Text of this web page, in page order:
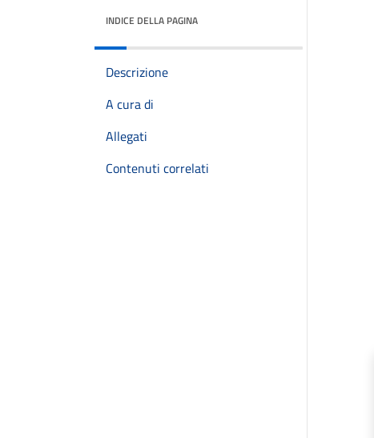
INDICE DELLA PAGINA
Descrizione
A cura di
Allegati
Contenuti correlati